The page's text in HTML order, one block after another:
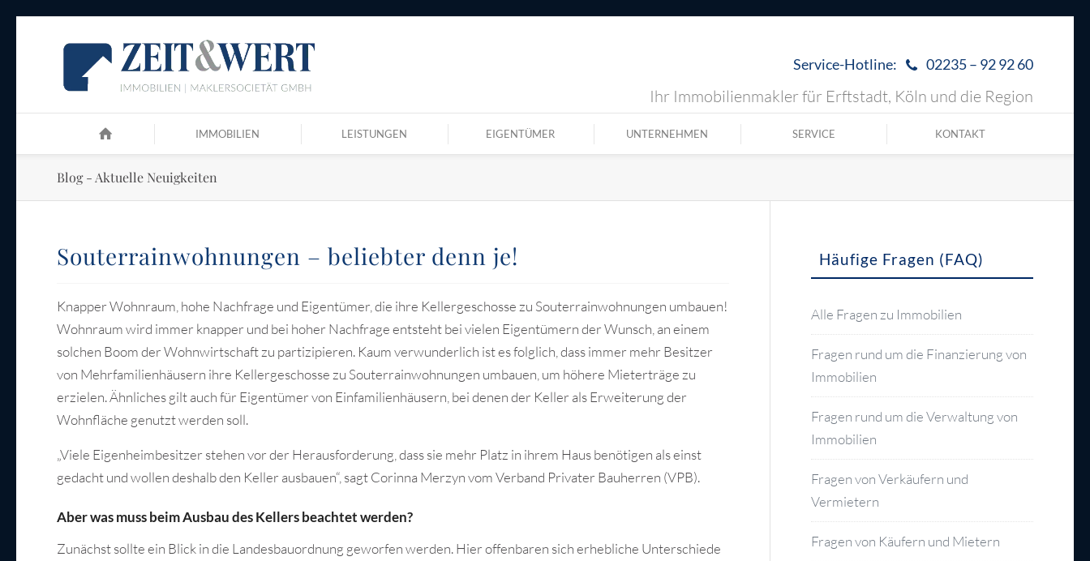
Service-Hotline: 02235 – 92 92 60
Ihr Immobilienmakler für Erftstadt, Köln und die Region
IMMOBILIEN LEISTUNGEN EIGENTÜMER UNTERNEHMEN SERVICE KONTAKT
Blog - Aktuelle Neuigkeiten
Souterrainwohnungen – beliebter denn je!
Knapper Wohnraum, hohe Nachfrage und Eigentümer, die ihre Kellergeschosse zu Souterrainwohnungen umbauen!
Wohnraum wird immer knapper und bei hoher Nachfrage entsteht bei vielen Eigentümern der Wunsch, an einem
solchen Boom der Wohnwirtschaft zu partizipieren. Kaum verwunderlich ist es folglich, dass immer mehr Besitzer
von Mehrfamilienhäusern ihre Kellergeschosse zu Souterrainwohnungen umbauen, um höhere Mieterträge zu
erzielen. Ähnliches gilt auch für Eigentümer von Einfamilienhäusern, bei denen der Keller als Erweiterung der
Wohnfläche genutzt werden soll.
„Viele Eigenheimbesitzer stehen vor der Herausforderung, dass sie mehr Platz in ihrem Haus benötigen als einst
gedacht und wollen deshalb den Keller ausbauen“, sagt Corinna Merzyn vom Verband Privater Bauherren (VPB).
Aber was muss beim Ausbau des Kellers beachtet werden?
Zunächst sollte ein Blick in die Landesbauordnung geworfen werden. Hier offenbaren sich erhebliche Unterschiede
Häufige Fragen (FAQ)
Alle Fragen zu Immobilien
Fragen rund um die Finanzierung von
Immobilien
Fragen rund um die Verwaltung von
Immobilien
Fragen von Verkäufern und
Vermietern
Fragen von Käufern und Mietern